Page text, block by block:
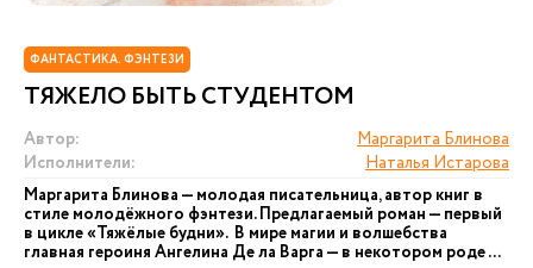
ФАНТАСТИКА. ФЭНТЕЗИ
ТЯЖЕЛО БЫТЬ СТУДЕНТОМ
Автор:
Маргарита Блинова
Исполнители:
Наталья Истарова
Маргарита Блинова — молодая писательница, автор книг в
стиле молодёжного фэнтези. Предлагаемый роман — первый
в цикле «Тяжёлые будни». В мире магии и волшебства
главная героиня Ангелина Де ла Варга — в некотором роде ...